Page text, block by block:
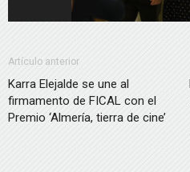
Artículo anterior
Karra Elejalde se une al
firmamento de FICAL con el
Premio ‘Almería, tierra de cine’